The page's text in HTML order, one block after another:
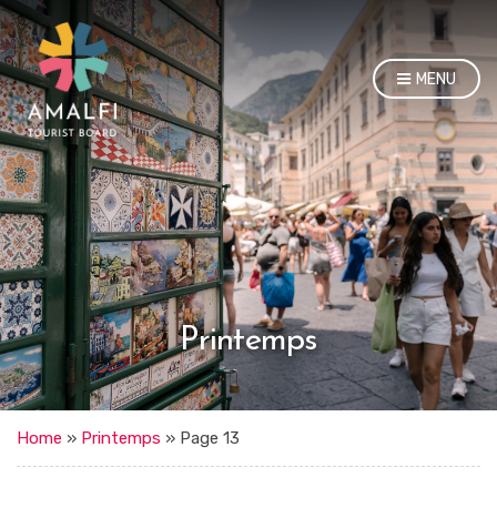
MENU
Printemps
Home » Printemps » Page 13